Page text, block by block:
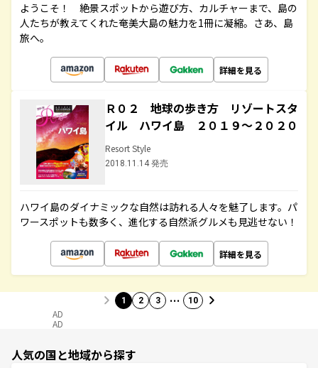
ようこそ！ 絶景スポットから遊び方、カルチャーまで、島の
人たちが教えてくれた奄美大島の魅力を1冊に凝縮。さあ、島
旅へ。
詳細を見る
Ｒ０２ 地球の歩き方 リゾートスタ
イル ハワイ島 ２０１９～２０２０
Resort Style
2018.11.14 発売
ハワイ島のダイナミックな自然は訪れる人々を魅了します。パ
ワースポットも数多く、進化する自然派グルメも見逃せない！
詳細を見る
1 2 3 … 10
AD
AD
人気の国と地域から探す